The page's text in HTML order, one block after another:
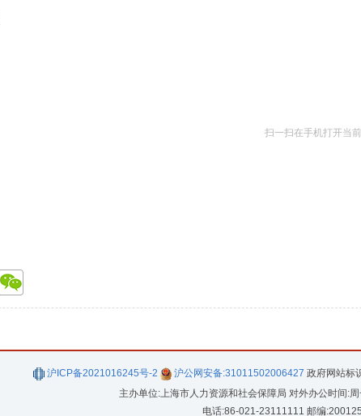
扫一扫在手机打开当
沪ICP备2021016245号-2 沪公网安备:31011502006427 政府网站标
主办单位:上海市人力资源和社会保障局 对外办公时间:
电话:86-021-23111111 邮编